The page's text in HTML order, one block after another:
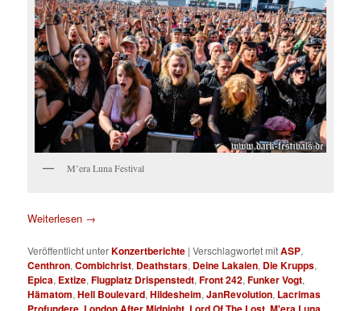
M’era Luna Festival
Weiterlesen →
Veröffentlicht unterKonzertberichte |Verschlagwortet mitASP,
Centhron,Combichrist, Deathstars, Deine Lakaien, Die Krupps,
Epica, Extize,Flugplatz Drispenstedt,Front 242,Funker Vogt,
Hämatom,Hell Boulevard,Hildesheim,JanRevolution, Lacrimas